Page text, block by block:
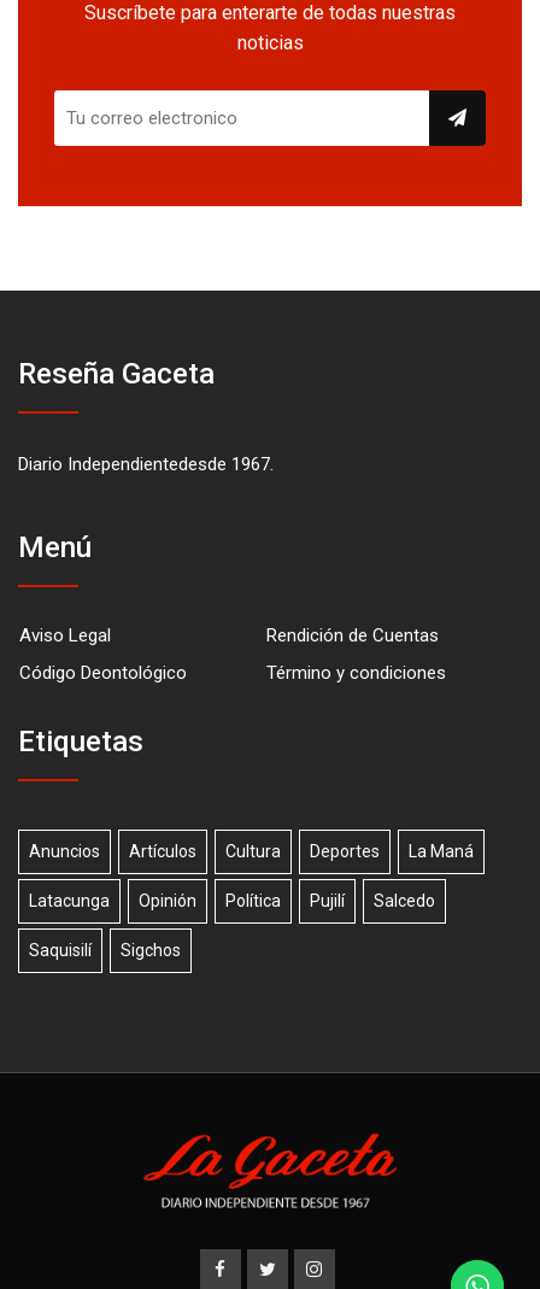
Suscríbete para enterarte de todas nuestras
noticias
Reseña Gaceta
Diario Independientedesde 1967.
Menú
Aviso Legal
Rendición de Cuentas
Código Deontológico
Término y condiciones
Etiquetas
Anuncios Artículos Cultura Deportes La Maná
Latacunga Opinión Política Pujilí Salcedo
Saquisilí Sigchos